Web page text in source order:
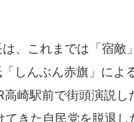
、これまでは「宿敵
しんぶん赤旗」によ
崎駅前で街頭演説し
きた自民党を脱退し